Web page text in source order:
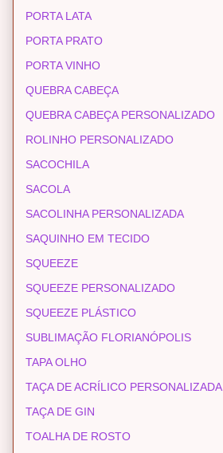
PORTA LATA
PORTA PRATO
PORTA VINHO
QUEBRA CABEÇA
QUEBRA CABEÇA PERSONALIZADO
ROLINHO PERSONALIZADO
SACOCHILA
SACOLA
SACOLINHA PERSONALIZADA
SAQUINHO EM TECIDO
SQUEEZE
SQUEEZE PERSONALIZADO
SQUEEZE PLÁSTICO
SUBLIMAÇÃO FLORIANÓPOLIS
TAPA OLHO
TAÇA DE ACRÍLICO PERSONALIZADA
TAÇA DE GIN
TOALHA DE ROSTO